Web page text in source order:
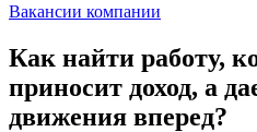
Вакансии компании
Как найти работу,
приносит доход, а
движения вперед?